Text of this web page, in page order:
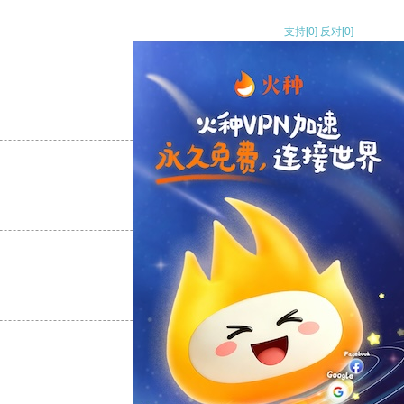
支持[0] 反对[0]
支持[0] 反对
支持
反对 [0]
支持[0] 反对[0]